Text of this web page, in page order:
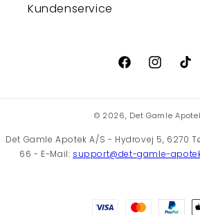
Kundenservice
FacebookInstagram
© 2026, Det Gamle
Det Gamle Apotek A/S - Hydrovej 5, 6270
66 - E-Mail: support@det-gamle-